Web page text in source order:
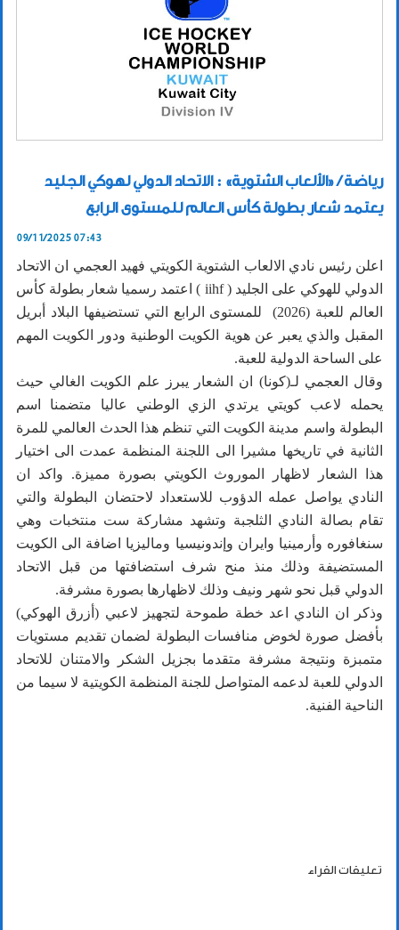
رياضة / «الألعاب الشتوية» : الاتحاد الدولي لهوكي الجليد
يعتمد شعار بطولة كأس العالم للمستوى الرابع
09/11/2025 07:43
اعلن رئيس نادي الالعاب الشتوية الكويتي فهيد العجمي ان الاتحاد
الدولي للهوكي على الجليد ( iihf ) اعتمد رسميا شعار بطولة كأس
العالم للعبة (2026) للمستوى الرابع التي تستضيفها البلاد أبريل
المقبل والذي يعبر عن هوية الكويت الوطنية ودور الكويت المهم
على الساحة الدولية للعبة.
وقال العجمي لـ(كونا) ان الشعار يبرز علم الكويت الغالي حيث
يحمله لاعب كويتي يرتدي الزي الوطني عاليا متضمنا اسم
البطولة واسم مدينة الكويت التي تنظم هذا الحدث العالمي للمرة
الثانية في تاريخها مشيرا الى اللجنة المنظمة عمدت الى اختيار
هذا الشعار لاظهار الموروث الكويتي بصورة مميزة. واكد ان
النادي يواصل عمله الدؤوب للاستعداد لاحتضان البطولة والتي
تقام بصالة النادي الثلجبة وتشهد مشاركة ست منتخبات وهي
سنغافوره وأرمينيا وايران وإندونيسيا وماليزيا اضافة الى الكويت
المستضيفة وذلك منذ منح شرف استضافتها من قبل الاتحاد
الدولي قبل نحو شهر ونيف وذلك لاظهارها بصورة مشرفة.
وذكر ان النادي اعد خطة طموحة لتجهيز لاعبي (أزرق الهوكي)
بأفضل صورة لخوض منافسات البطولة لضمان تقديم مستويات
متمبزة ونتيجة مشرفة متقدما بجزيل الشكر والامتنان للاتحاد
الدولي للعبة لدعمه المتواصل للجنة المنظمة الكويتية لا سيما من
الناحية الفنية.
تعليقات القراء